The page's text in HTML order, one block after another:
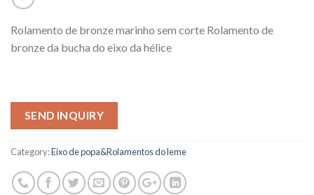
Rolamento de bronze marinho sem corte Rolamento de
bronze da bucha do eixo da hélice
SEND INQUIRY
Category:Eixo de popa&Rolamentos do leme